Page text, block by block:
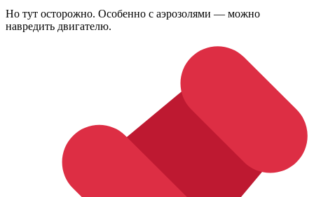
Но тут осторожно. Особенно с аэрозолями — можно
навредить двигателю.